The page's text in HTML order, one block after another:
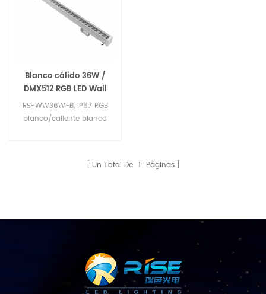
Blanco cálido 36W /
DMX512 RGB LED Wall
Washer luz IP65
RS-WW36W-B, IP67 RGB
blanco/caliente blanco
Un Total De 1 Páginas